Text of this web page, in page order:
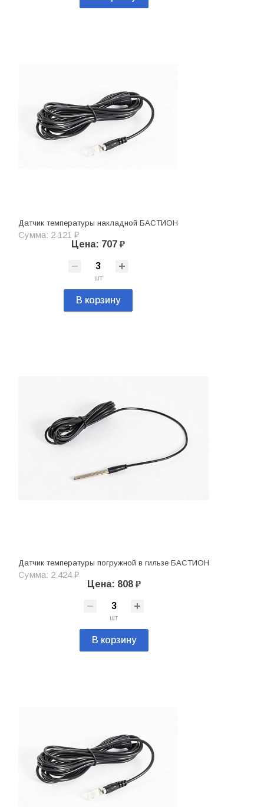
Датчик температуры накладной БАСТИОН
Сумма: 2 121 ₽
Цена: 707 ₽
шт
В корзину
Датчик температуры погружной в гильзе БАСТИОН
Сумма: 2 424 ₽
Цена: 808 ₽
шт
В корзину